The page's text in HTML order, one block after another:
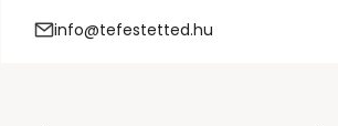
info@tefestetted.hu